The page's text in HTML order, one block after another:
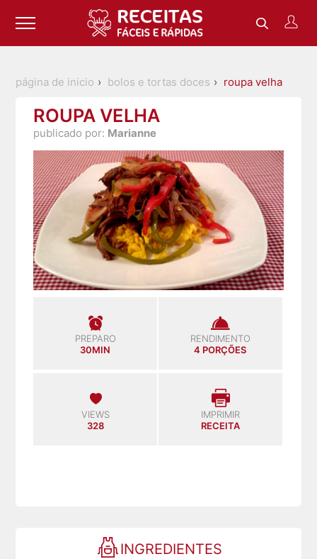
página de inicio bolos e tortas doces roupa velha
ROUPA VELHA
publicado por: Marianne
PREPARO
30MIN
RENDIMENTO
4 PORÇÕES
VIEWS
328
IMPRIMIR
RECEITA
INGREDIENTES